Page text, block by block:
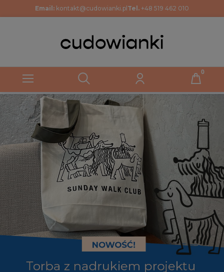
Email: kontakt@cudowianki.pl Tel. +48 519 462 010